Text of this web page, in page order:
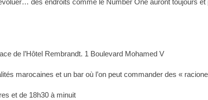
des endroits comme le Number One auront toujours et
de l’Hôtel Rembrandt. 1 Boulevard Mohamed V
marocaines et un bar où l’on peut commander des «
et de 18h30 à minuit